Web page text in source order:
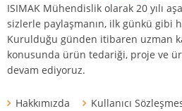
ISIMAK Mühendislik olarak 20 yılı
sizlerle paylaşmanın, ilk günkü gibi
Kurulduğu günden itibaren uzman
konusunda ürün tedariği, proje ve
devam ediyoruz.
Hakkımızda Kullanıcı